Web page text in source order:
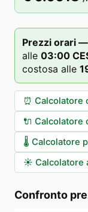
Prezzi orari
alle 03:00
costosa alle
⏰ Calcolatore
🔌 Calcolatore
🌡️ Calcolatore
☀️ Calcolatore
Confronto